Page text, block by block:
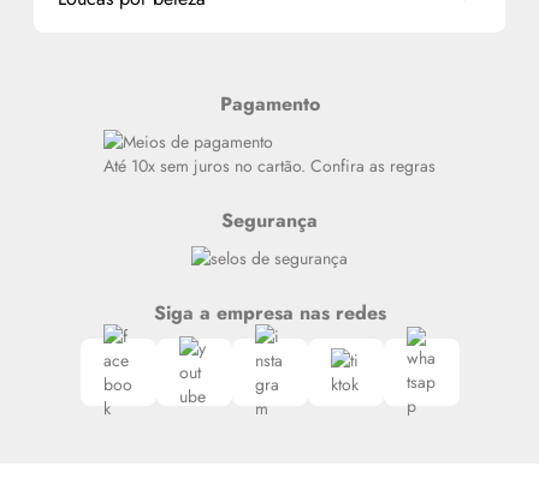
Siga nosso canal no Whatsapp
Pagamento
Até 10x sem juros no cartão. Confira as regras
Segurança
Siga a empresa nas redes